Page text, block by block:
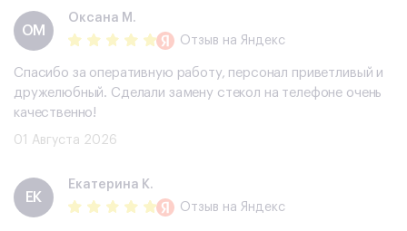
ОМ
Оксана М.
Отзыв на Яндекс
Спасибо за оперативную работу, персонал приветливый и
дружелюбный. Сделали замену стекол на телефоне очень
качественно!
01 Августа 2026
ЕК
Екатерина К.
Отзыв на Яндекс